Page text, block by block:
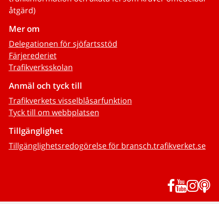
åtgärd)
Mer om
Delegationen för sjöfartsstöd
Färjerederiet
Trafikverksskolan
Anmäl och tyck till
Trafikverkets visselblåsarfunktion
Tyck till om webbplatsen
Tillgänglighet
Tillgänglighetsredogörelse för bransch.trafikverket.se
Facebook
YouTube